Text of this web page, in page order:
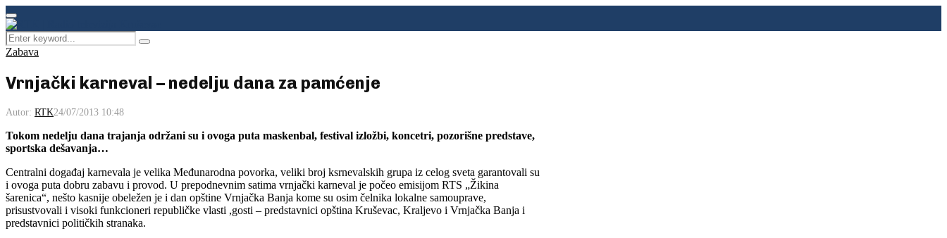
Facebook
Instagram
Youtube
Primary
Menu
Search
for:
Pretraga
Zabava
Vrnjački karneval – nedelju dana za pamćenje
Autor: RTK24/07/2013 10:48
Tokom nedelju dana trajanja održani su i ovoga puta maskenbal, festival izložbi, koncetri, pozorišne predstave,
sportska dešavanja…
Centralni događaj karnevala je velika Međunarodna povorka, veliki broj ksrnevalskih grupa iz celog sveta garantovali su
i ovoga puta dobru zabavu i provod. U prepodnevnim satima vrnjački karneval je počeo emisijom RTS „Žikina
šarenica“, nešto kasnije obeležen je i dan opštine Vrnjačka Banja kome su osim čelnika lokalne samouprave,
prisustvovali i visoki funkcioneri republičke vlasti ,gosti – predstavnici opština Kruševac, Kraljevo i Vrnjačka Banja i
predstavnici političkih stranaka.